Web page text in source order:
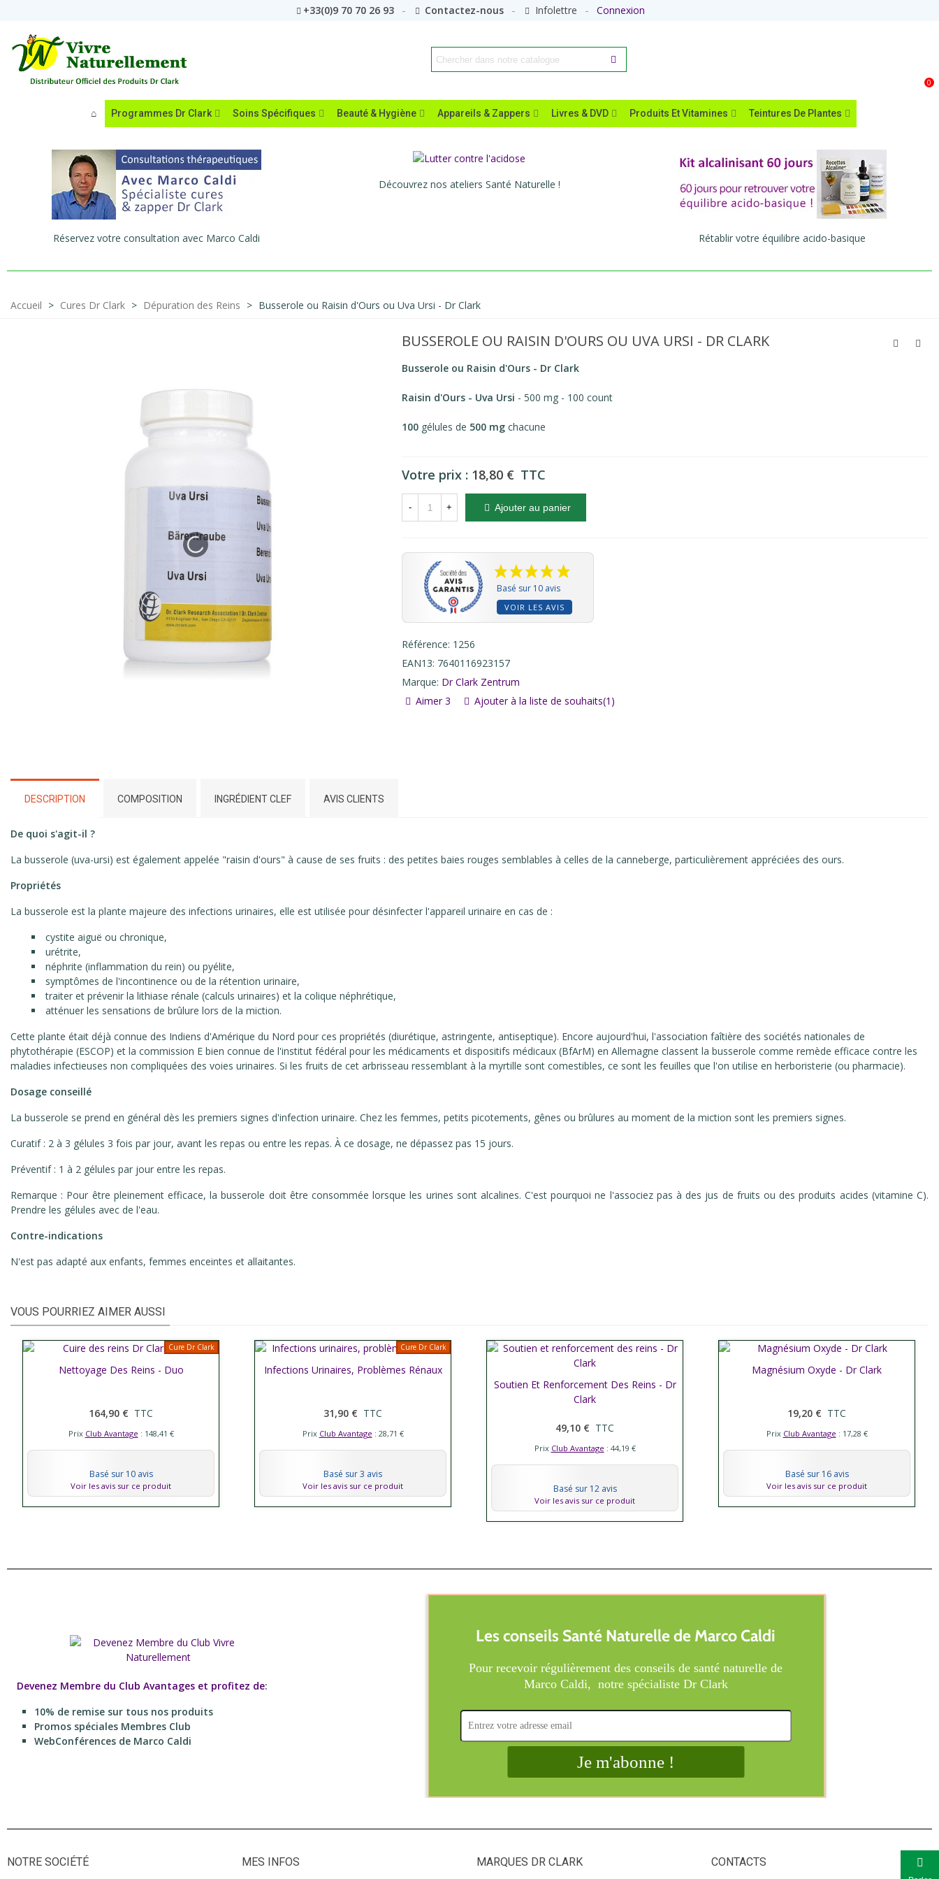
+33(0)9 70 70 26 93 Contactez-nous Infolettre Connexion
0
Programmes Dr Clark Soins Spécifiques Beauté & Hygiène Appareils & Zappers Livres & DVD Produits Et Vitamines Teintures De Plantes
Réservez votre consultation avec Marco Caldi
Découvrez nos ateliers Santé Naturelle !
Rétablir votre équilibre acido-basique
Accueil > Cures Dr Clark > Dépuration des Reins > Busserole ou Raisin d'Ours ou Uva Ursi - Dr Clark
BUSSEROLE OU RAISIN D'OURS OU UVA URSI - DR CLARK
Busserole ou Raisin d'Ours - Dr Clark
Raisin d'Ours - Uva Ursi - 500 mg - 100 count
100 gélules de 500 mg chacune
Votre prix : 18,80 € TTC
- + Ajouter au panier
Basé sur 10 avis
VOIR LES AVIS
Référence: 1256
EAN13: 7640116923157
Marque: Dr Clark Zentrum
Aimer 3 Ajouter à la liste de souhaits(1 )
DESCRIPTION COMPOSITION INGRÉDIENT CLEF AVIS CLIENTS
De quoi s'agit-il ?
La busserole (uva-ursi) est également appelée "raisin d'ours" à cause de ses fruits : des petites baies rouges semblables à celles de la canneberge, particulièrement appréciées des ours.
Propriétés
La busserole est la plante majeure des infections urinaires, elle est utilisée pour désinfecter l'appareil urinaire en cas de :
cystite aiguë ou chronique,
urétrite,
néphrite (inflammation du rein) ou pyélite,
symptômes de l'incontinence ou de la rétention urinaire,
traiter et prévenir la lithiase rénale (calculs urinaires) et la colique néphrétique,
atténuer les sensations de brûlure lors de la miction.
Cette plante était déjà connue des Indiens d'Amérique du Nord pour ces propriétés (diurétique, astringente, antiseptique). Encore aujourd'hui, l'association faîtière des sociétés nationales de
phytothérapie (ESCOP) et la commission E bien connue de l'institut fédéral pour les médicaments et dispositifs médicaux (BfArM) en Allemagne classent la busserole comme remède efficace contre les
maladies infectieuses non compliquées des voies urinaires. Si les fruits de cet arbrisseau ressemblant à la myrtille sont comestibles, ce sont les feuilles que l'on utilise en herboristerie (ou pharmacie).
Dosage conseillé
La busserole se prend en général dès les premiers signes d'infection urinaire. Chez les femmes, petits picotements, gênes ou brûlures au moment de la miction sont les premiers signes.
Curatif : 2 à 3 gélules 3 fois par jour, avant les repas ou entre les repas. À ce dosage, ne dépassez pas 15 jours.
Préventif : 1 à 2 gélules par jour entre les repas.
Remarque : Pour être pleinement efficace, la busserole doit être consommée lorsque les urines sont alcalines. C'est pourquoi ne l'associez pas à des jus de fruits ou des produits acides (vitamine C).
Prendre les gélules avec de l'eau.
Contre-indications
N'est pas adapté aux enfants, femmes enceintes et allaitantes.
VOUS POURRIEZ AIMER AUSSI
Cure Dr Clark
Afficher plus
Nettoyage Des Reins - Duo
164,90 € TTC
Prix Club Avantage : 148,41 €
Basé sur 10 avis
Voir les avis sur ce produit
Cure Dr Clark
Afficher plus
Infections Urinaires, Problèmes Rénaux
31,90 € TTC
Prix Club Avantage : 28,71 €
Basé sur 3 avis
Voir les avis sur ce produit
Afficher plus
Soutien Et Renforcement Des Reins - Dr
Clark
49,10 € TTC
Prix Club Avantage : 44,19 €
Basé sur 12 avis
Voir les avis sur ce produit
Afficher plus
Magnésium Oxyde - Dr Clark
19,20 € TTC
Prix Club Avantage : 17,28 €
Basé sur 16 avis
Voir les avis sur ce produit
Devenez Membre du Club Avantages et profitez de:
10% de remise sur tous nos produits
Promos spéciales Membres Club
WebConférences de Marco Caldi
NOTRE SOCIÉTÉ
MES INFOS
MARQUES DR CLARK
CONTACTS